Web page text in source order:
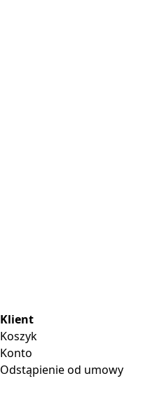
Klient
Koszyk
Konto
Odstąpienie od umowy